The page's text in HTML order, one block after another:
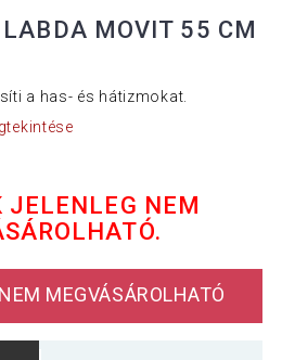
MOVIT 55 CM
a has- és hátizmokat.
JELENLEG NEM
MEGVÁSÁROLHATÓ